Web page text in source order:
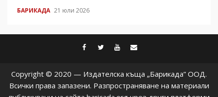
БАРИКАДА 21 юли 2026
facebook
twitter
youtube
Copyright © 2020 — Издателска къща „Барикада” ООД.
Всички права запазени. Разпространяване на материали